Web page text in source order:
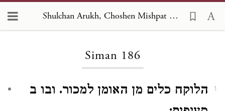
Shulchan Arukh, Choshen Mishpat 186
Siman 186
1
הלוקח כלים מן האומן למכור. ובו ב